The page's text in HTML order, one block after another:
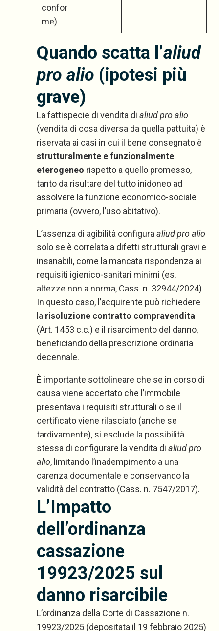
confor
me)
Quando scatta l’aliud
pro alio (ipotesi più
grave)
La fattispecie di vendita di aliud pro alio
(vendita di cosa diversa da quella pattuita) è
riservata ai casi in cui il bene consegnato è
strutturalmente e funzionalmente
eterogeneo rispetto a quello promesso,
tanto da risultare del tutto inidoneo ad
assolvere la funzione economico-sociale
primaria (ovvero, l’uso abitativo).
L’assenza di agibilità configuraaliud pro alio
solo se è correlata a difetti strutturali gravi e
insanabili, come la mancata rispondenza ai
requisiti igienico-sanitari minimi (es.
altezze non a norma, Cass. n. 32944/2024).
In questo caso, l’acquirente può richiedere
la risoluzione contratto compravendita
(Art. 1453 c.c.) e il risarcimento del danno,
beneficiando della prescrizione ordinaria
decennale.
È importante sottolineare che se in corso di
causa viene accertato che l’immobile
presentava i requisiti strutturali o se il
certificato viene rilasciato (anche se
tardivamente), si esclude la possibilità
stessa di configurare la vendita di aliud pro
alio, limitando l’inadempimento a una
carenza documentale e conservando la
validità del contratto (Cass. n. 7547/2017).
L’Impatto
dell’ordinanza
cassazione
19923/2025 sul
danno risarcibile
L’ordinanza della Corte di Cassazione n.
19923/2025 (depositata il 19 febbraio 2025)